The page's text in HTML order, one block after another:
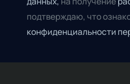
подтверждаю, что
конфиденциальности